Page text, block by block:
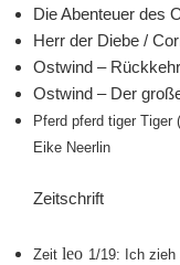
Die Abenteuer des
Herr der Diebe /
Ostwind –
Ostwind – Der
Pferd pferd tiger Tiger
Eike Neerlin
Zeitschrift
Zeit leo 1/19: Ich